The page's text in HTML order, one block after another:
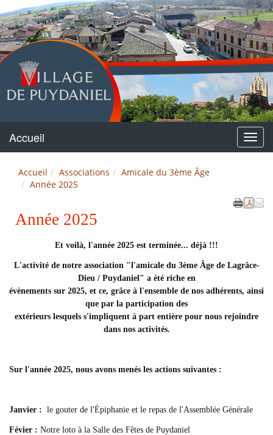
Puydaniel
Menu
Accueil
Accueil Associations
Amicale du 3ème Âge
Année 2025
Année 2025
Et voilà, l'année 2025 est terminée... déjà !!!
L'activité de notre association "l'amicale du 3ème Âge de Lagrâce-
Dieu / Puydaniel" a été riche en
évènements sur 2025, et ce, grâce à l'ensemble de nos adhérents, ainsi
que par la participation des
extérieurs lesquels s'impliquent à part entière pour nous rejoindre
dans nos activités.
Sur l'année 2025, nous avons menés les actions suivantes :
Janvier : le gouter de l'Épiphanie et le repas de l'Assemblée Générale
Févier : Notre loto à la Salle des Fêtes de Puydaniel